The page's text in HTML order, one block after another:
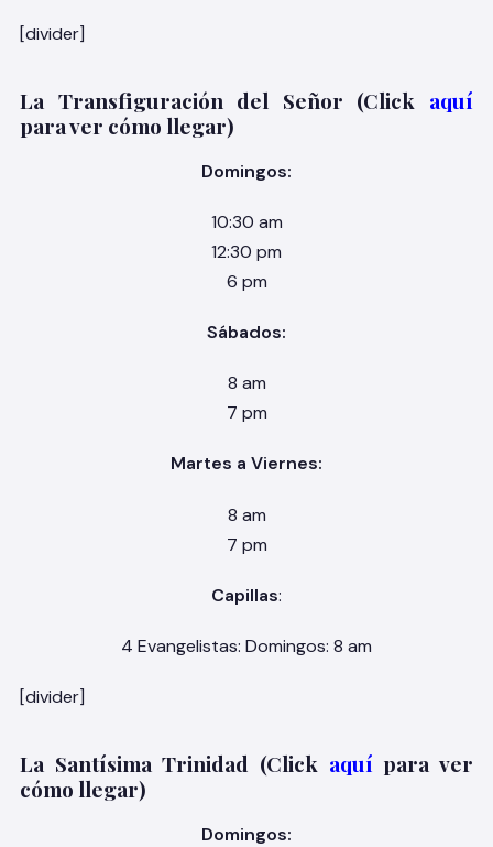
[divider]
La Transfiguración del Señor (Click aquí
para ver cómo llegar)
Domingos:
10:30 am
12:30 pm
6 pm
Sábados:
8 am
7 pm
Martes a Viernes:
8 am
7 pm
Capillas:
4 Evangelistas: Domingos: 8 am
[divider]
La Santísima Trinidad (Click aquí para ver
cómo llegar)
Domingos: